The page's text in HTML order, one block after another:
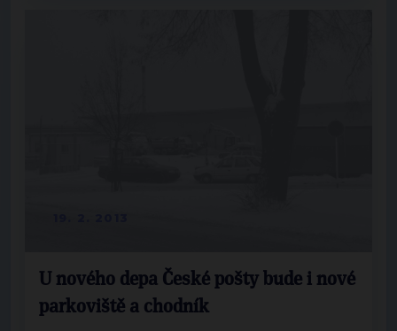
U nového depa České pošty bude i nové
parkoviště a chodník